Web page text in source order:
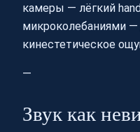
камеры — лёгкий
микроколебаниями —
кинестетическое
—
Звук как